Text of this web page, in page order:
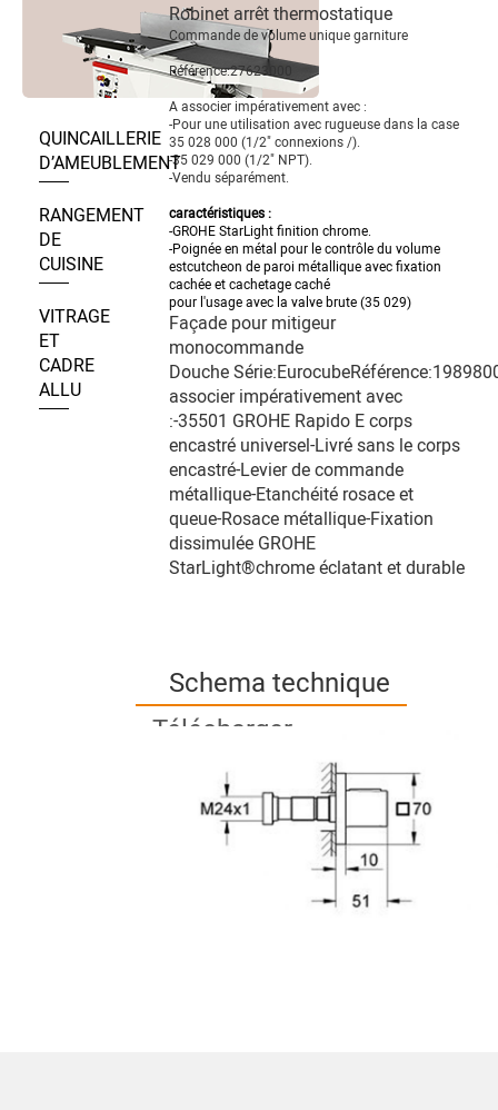
QUINCAILLERIE
D’AMEUBLEMENT
RANGEMENT
DE
CUISINE
VITRAGE
ET
CADRE
ALLU
Robinet arrêt thermostatique
Commande de volume unique garniture
Référence:27623000
A associer impérativement avec :
-Pour une utilisation avec rugueuse dans la case
35 028 000 (1/2" connexions /).
-35 029 000 (1/2" NPT).
-Vendu séparément.
caractéristiques :
-GROHE StarLight finition chrome.
-Poignée en métal pour le contrôle du volume
estcutcheon de paroi métallique avec fixation
cachée et cachetage caché
pour l'usage avec la valve brute (35 029)
Façade pour mitigeur
monocommande
Douche
associer impérativement avec
:-35501 GROHE Rapido E corps
encastré universel-Livré sans le corps
encastré-Levier de commande
métallique-Etanchéité rosace et
queue-Rosace métallique-Fixation
dissimulée GROHE
StarLight®chrome éclatant et durable
Schema technique
Télécharger